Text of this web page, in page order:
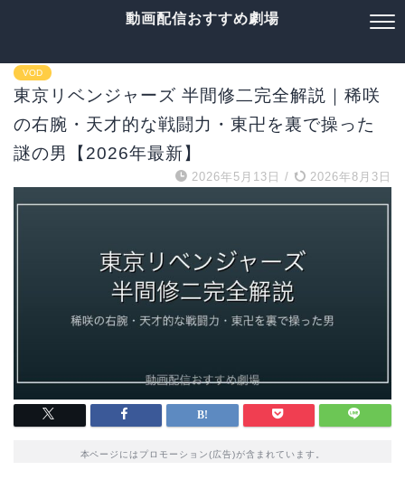
動画配信おすすめ劇場
VOD
東京リベンジャーズ 半間修二完全解説｜稀咲
の右腕・天才的な戦闘力・東卍を裏で操った
謎の男【2026年最新】
2026年5月13日 / 2026年8月3日
本ページにはプロモーション(広告)が含まれています。